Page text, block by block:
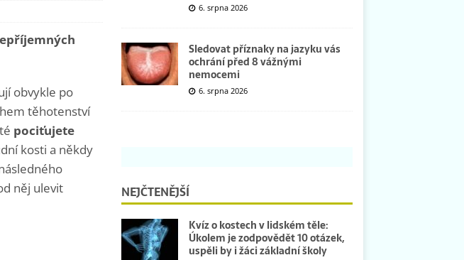
obvykle po
těhotenství
pociťujete
kosti a někdy
něj ulevit
6. srpna 2026
Sledovat příznaky na jazyku vás
ochrání před 8 vážnými
nemocemi
6. srpna 2026
NEJČTENĚJŠÍ
Kvíz o kostech v lidském těle:
Úkolem je zodpovědět 10 otázek,
uspěli by i žáci základní školy